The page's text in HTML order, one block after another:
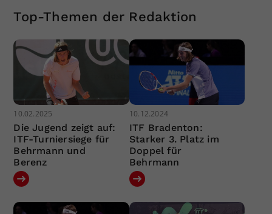
Top-Themen der Redaktion
10.02.2025
Die Jugend zeigt auf:
ITF-Turniersiege für
Behrmann und
Berenz
10.12.2024
ITF Bradenton:
Starker 3. Platz im
Doppel für
Behrmann